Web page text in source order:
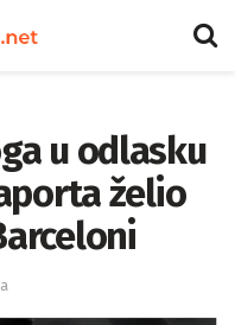
u odlasku
želio